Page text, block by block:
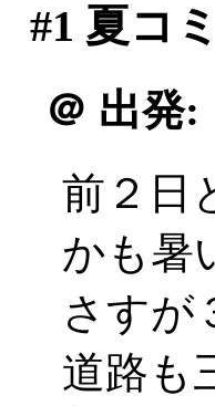
#1 夏コ
＠ 出発:
前２日
かも暑
さすが
道路も